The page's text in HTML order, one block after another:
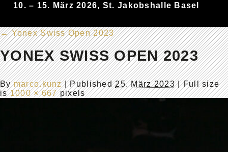
10. – 15. März 2026, St. Jakobshalle Basel
←Yonex Swiss Open 2023
YONEX SWISS OPEN 2023
Bymarco.kunz |Published25. März 2023| Full size
is1000 × 667pixels